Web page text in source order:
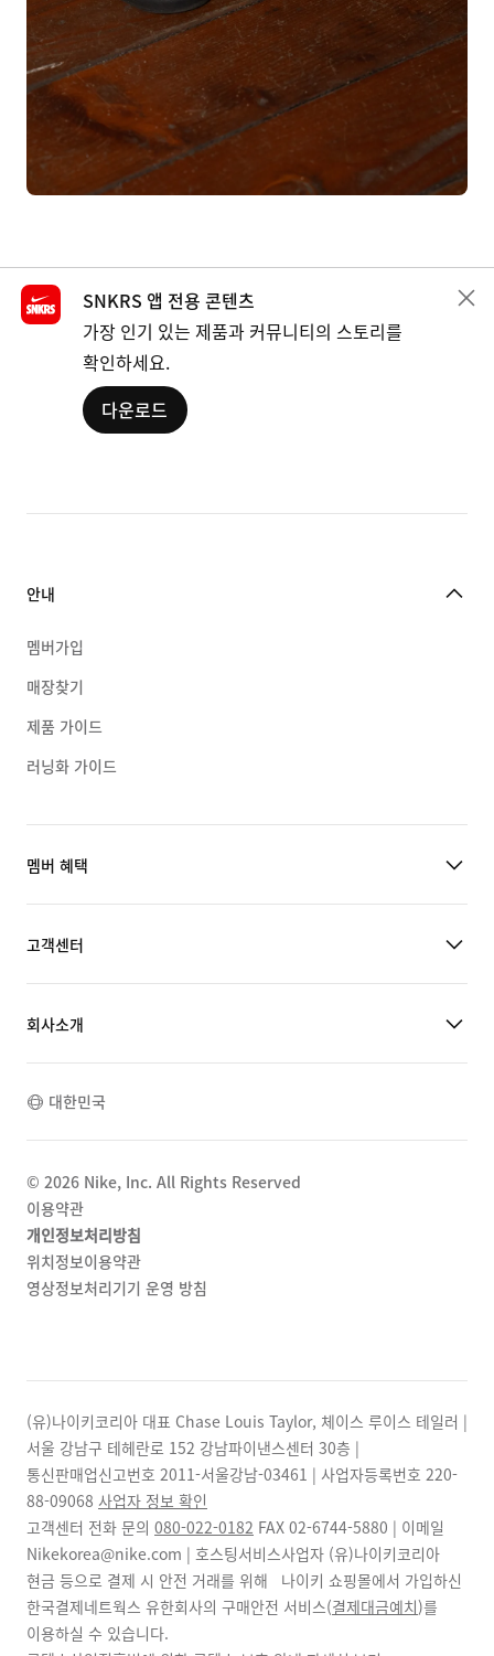
SNKRS 앱 전용 콘텐츠
가장 인기 있는 제품과 커뮤니티의 스토리를
확인하세요.
다운로드
안내
멤버가입
매장찾기
제품 가이드
러닝화 가이드
멤버 혜택
고객센터
회사소개
대한민국
© 2026 Nike, Inc. All Rights Reserved
이용약관
개인정보처리방침
위치정보이용약관
영상정보처리기기 운영 방침
(유)나이키코리아 대표 Chase Louis Taylor, 체이스 루이스 테일러 |
서울 강남구 테헤란로 152 강남파이낸스센터 30층 |
통신판매업신고번호 2011-서울강남-03461 | 사업자등록번호 220-
88-09068 사업자 정보 확인
고객센터 전화 문의 080-022-0182 FAX 02-6744-5880 | 이메일
Nikekorea@nike.com | 호스팅서비스사업자 (유)나이키코리아
현금 등으로 결제 시 안전 거래를 위해 나이키 쇼핑몰에서 가입하신
한국결제네트웍스 유한회사의 구매안전 서비스(결제대금예치)를
이용하실 수 있습니다.